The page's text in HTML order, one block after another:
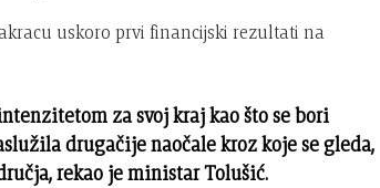
uskoro prvi financijski rezultati na
za svoj kraj kao što se bori
drugačije naočale kroz koje se gleda,
rekao je ministar Tolušić.